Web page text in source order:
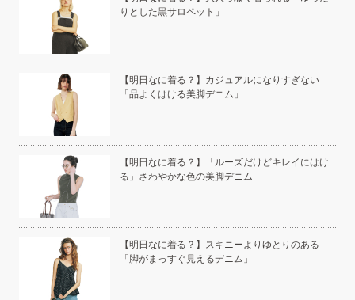
りとした黒サロペット」
【明日なに着る？】カジュアルになりすぎない
「品よくはける美脚デニム」
【明日なに着る？】「ルーズだけどキレイにはけ
る」さわやかな色の美脚デニム
【明日なに着る？】スキニーよりゆとりのある
「脚がまっすぐ見えるデニム」